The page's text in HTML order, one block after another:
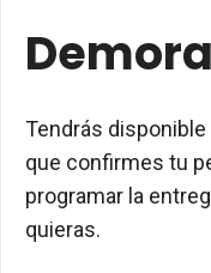
Demora
Tendrás
que confirmes tu
programar la
quieras.